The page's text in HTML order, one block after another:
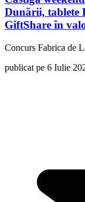
Dunării, tablete
GiftShare în
Concurs Fabrica de
publicat pe 6 Iulie